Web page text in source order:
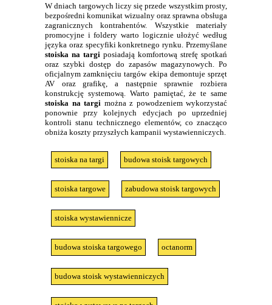
W dniach targowych liczy się przede wszystkim prosty,
bezpośredni komunikat wizualny oraz sprawna obsługa
zagranicznych kontrahentów. Wszystkie materiały
promocyjne i foldery warto logicznie ułożyć według
języka oraz specyfiki konkretnego rynku. Przemyślane
stoiska na targi posiadają komfortową strefę spotkań
oraz szybki dostęp do zapasów magazynowych. Po
oficjalnym zamknięciu targów ekipa demontuje sprzęt
AV oraz grafikę, a następnie sprawnie rozbiera
konstrukcję systemową. Warto pamiętać, że te same
stoiska na targi można z powodzeniem wykorzystać
ponownie przy kolejnych edycjach po uprzedniej
kontroli stanu technicznego elementów, co znacząco
obniża koszty przyszłych kampanii wystawienniczych.
stoiska na targi budowa stoisk targowych
stoiska targowe zabudowa stoisk targowych
stoiska wystawiennicze
budowa stoiska targowego octanorm
budowa stoisk wystawienniczych